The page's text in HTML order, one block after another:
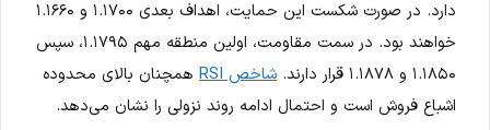
دارد. در صورت شکست این حمایت، اهداف بعدی ۱.۱۷۰۰ و ۱.۱۶۶۰
خواهند بود. در سمت مقاومت، اولین منطقه مهم ۱.۱۷۹۵، سپس
۱.۱۸۵۰ و ۱.۱۸۷۸ قرار دارند.
شاخص RSI
همچنان بالای محدوده
اشباع فروش است و احتمال ادامه روند نزولی را نشان می‌دهد.